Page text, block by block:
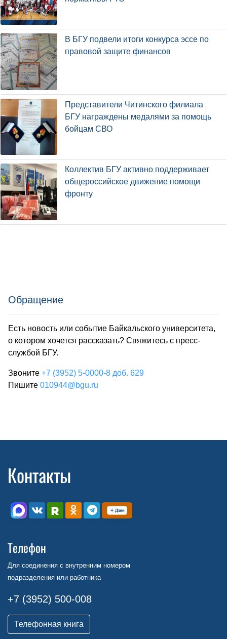
В БГУ подвели итоги конкурса эссе по
правовой защите финансов
Представители Читинского филиала
БГУ награждены медалями за помощь
бойцам СВО
Коллектив БГУ активно поддерживает
общероссийское движение помощи
фронту
Обращение
Есть новость или событие Байкальского университета,
о котором хочется рассказать? Свяжитесь с пресс-
службой БГУ.
Звоните +7 (3952) 5-0000-8 доб. 629
Пишите 010944@bgu.ru
Контакты
Телефон
Для соединения с внутренним номером
подразделения или работника
+7 (3952) 500-008
Телефонная книга